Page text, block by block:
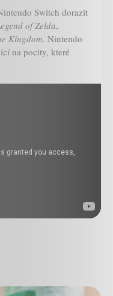
Switch dorazit
of Zelda,
Kingdom. Nintendo
na pocity, které